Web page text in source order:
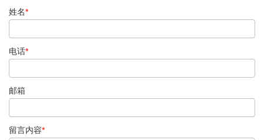
姓名*
电话*
邮箱
留言内容*